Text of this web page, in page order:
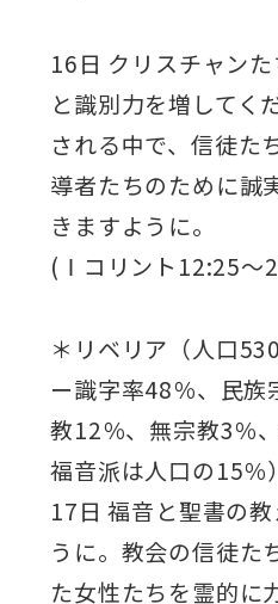
16日 クリスチャン
と識別力を増してく
される中で、信徒た
導者たちのために誠
きますように。
(Ⅰコリント12:25～
＊リベリア（人口
ー識字率48％、民族
教12％、無宗教3％
福音派は人口の15％）
17日 福音と聖書の
うに。教会の信徒た
た女性たちを霊的に